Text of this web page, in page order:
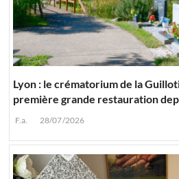
Lyon : le crématorium de la
première grande restauration
F.a. 28/07/2026